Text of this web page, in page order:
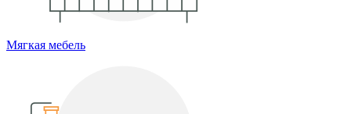
Мягкая мебель